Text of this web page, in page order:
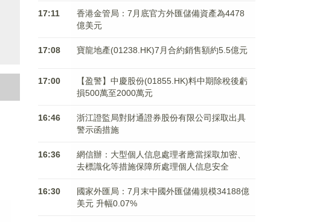
17:11
香港金管局：7月底官方外匯儲備資產為4478
億美元
17:08 寶龍地產(01238.HK)7月合約銷售額約5.5億元
17:00
【盈警】中慶股份(01855.HK)料中期除稅後虧
損500萬至2000萬元
16:46
浙江證監局對財通證券股份有限公司採取出具
警示函措施
16:36
網信辦：大型個人信息處理者應當採取加密、
去標識化等措施保障所處理個人信息安全
16:30
國家外匯局：7月末中國外匯儲備規模34188億
美元 升幅0.07%